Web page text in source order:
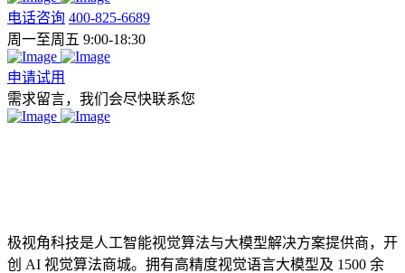
电话咨询 400-825-6689
周一至周五 9:00-18:30
申请试用
需求留言，我们会尽快联系您
极视角科技是人工智能视觉算法与大模型解决方案提供商，开
创 AI 视觉算法商城。拥有高精度视觉语言大模型及 1500 余